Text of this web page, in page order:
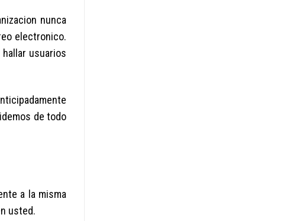
nunca
electronico.
usuarios
de todo
a la misma
usted.